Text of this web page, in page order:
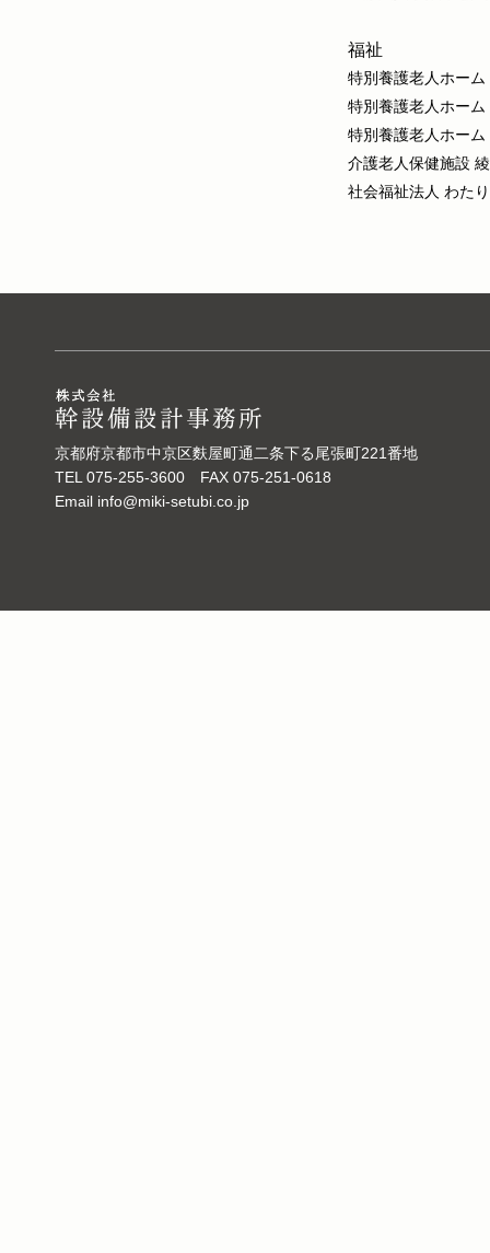
福祉
特別養護老人ホー
特別養護老人ホーム
特別養護老人ホーム
介護老人保健施設
社会福祉法人 わた
京都府京都市中京区麩屋町通二条下る尾張町221番地
TEL 075-255-3600 FAX 075-251-0618
Email info@miki-setubi.co.jp